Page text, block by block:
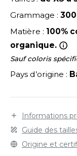
LABEL / TEAR
ROW
OF THE LOOM
OF THE LOOM
Empiècement
Grammage :
Matière : 100%
organique.
Sauf coloris
Pays d’origine :
Informations
Guide des
Origine et